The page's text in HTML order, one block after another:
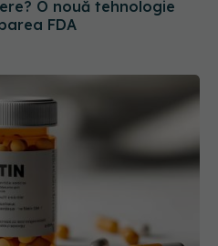
statine. Cine ar trebui să
spun noile studii